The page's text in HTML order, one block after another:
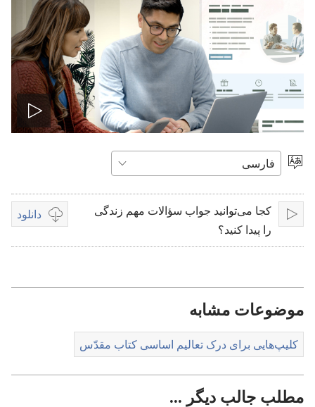
پخش
انتخاب
کجا می‌توانید جواب سؤالات مهم زندگی
را پیدا کنید؟‏
دانلود
گزینه‌هتی
موضوعات مشابه
کلیپ‌هایی برای درک تعالیم اساسی کتاب مقدّس
مطلب جالب دیگر ...